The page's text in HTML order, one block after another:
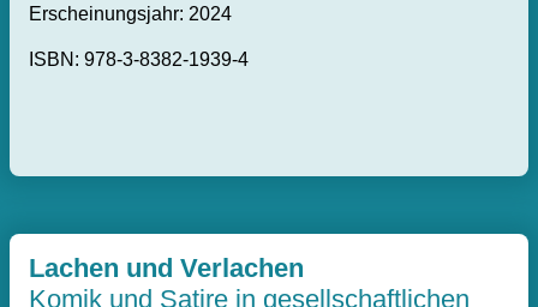
Erscheinungsjahr: 2024
ISBN: 978-3-8382-1939-4
Lachen und Verlachen
Komik und Satire in gesellschaftlichen